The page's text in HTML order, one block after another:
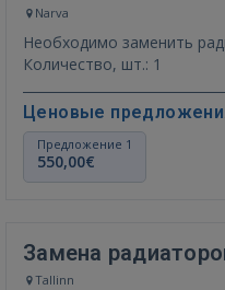
Narva
Необходимо заменить
Количество, шт.: 1
Ценовые
Предложение 1
550,00€
Замена
Tallinn